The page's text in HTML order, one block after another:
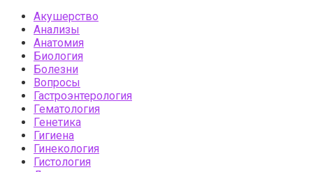
Акушерство
Анализы
Анатомия
Биология
Болезни
Вопросы
Гастроэнтерология
Гематология
Генетика
Гигиена
Гинекология
Гистология